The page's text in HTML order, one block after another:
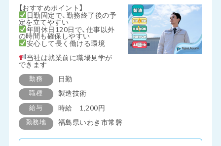
【おすすめポイント】
日勤固定で、勤務終了後の予
定を立てやすい
年間休日120日で、仕事以外
の時間も確保しやすい
安心して長く働ける環境
当社は就業前に職場見学が
できます
勤務 日勤
職種 製造技術
給与 時給 1,200円
勤務地 福島県いわき市常磐